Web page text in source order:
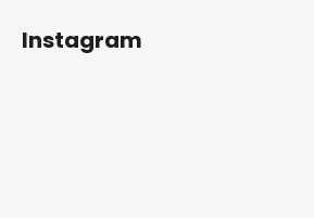
Instagram